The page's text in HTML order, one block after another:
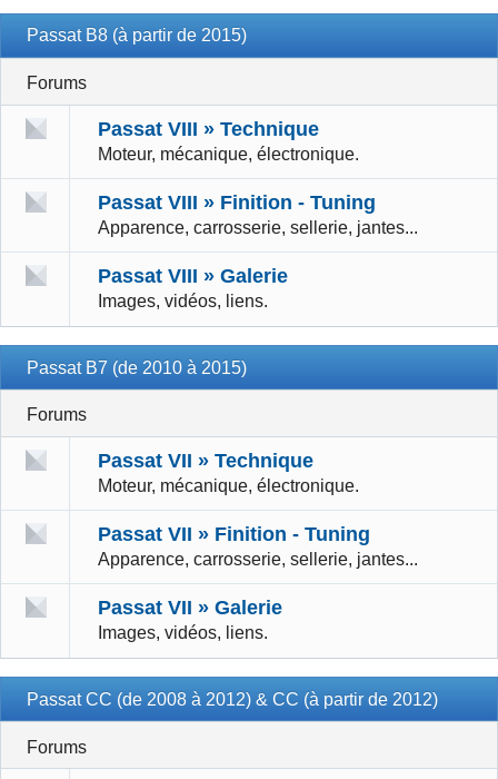
Passat B8 (à partir de 2015)
Forums
Passat VIII » Technique
Moteur, mécanique, électronique.
Passat VIII » Finition - Tuning
Apparence, carrosserie, sellerie, jantes...
Passat VIII » Galerie
Images, vidéos, liens.
Passat B7 (de 2010 à 2015)
Forums
Passat VII » Technique
Moteur, mécanique, électronique.
Passat VII » Finition - Tuning
Apparence, carrosserie, sellerie, jantes...
Passat VII » Galerie
Images, vidéos, liens.
Passat CC (de 2008 à 2012) & CC (à partir de 2012)
Forums